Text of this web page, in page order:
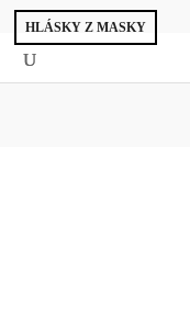
HLÁSKY Z MASKY